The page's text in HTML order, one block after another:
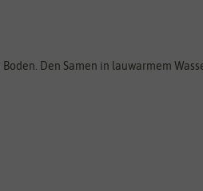
Den Samen in lauwarmem